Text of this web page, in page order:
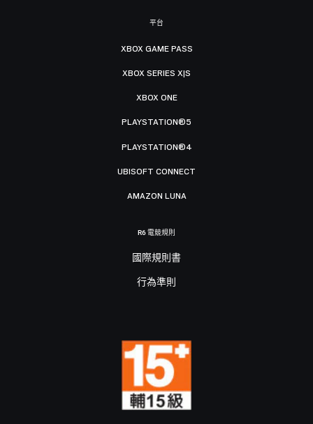
平台
XBOX GAME PASS
XBOX SERIES X|S
XBOX ONE
PLAYSTATION®5
PLAYSTATION®4
UBISOFT CONNECT
AMAZON LUNA
R6 電競規則
國際規則書
行為準則